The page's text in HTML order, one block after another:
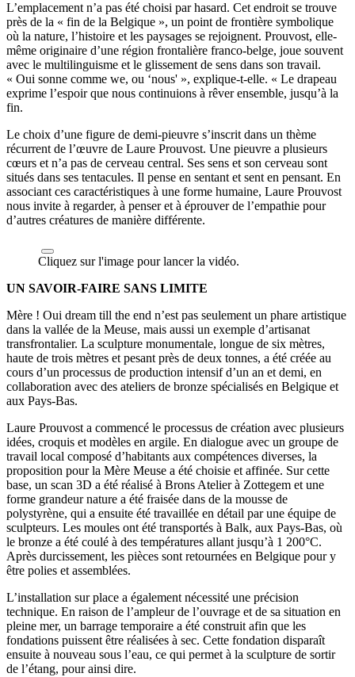
L’emplacement n’a pas été choisi par hasard. Cet endroit se trouve
près de la « fin de la Belgique », un point de frontière symbolique
où la nature, l’histoire et les paysages se rejoignent. Prouvost, elle-
même originaire d’une région frontalière franco-belge, joue souvent
avec le multilinguisme et le glissement de sens dans son travail.
« Oui sonne comme we, ou ‘nous' », explique-t-elle. « Le drapeau
exprime l’espoir que nous continuions à rêver ensemble, jusqu’à la
fin.
Le choix d’une figure de demi-pieuvre s’inscrit dans un thème
récurrent de l’œuvre de Laure Prouvost. Une pieuvre a plusieurs
cœurs et n’a pas de cerveau central. Ses sens et son cerveau sont
situés dans ses tentacules. Il pense en sentant et sent en pensant. En
associant ces caractéristiques à une forme humaine, Laure Prouvost
nous invite à regarder, à penser et à éprouver de l’empathie pour
d’autres créatures de manière différente.
Cliquez sur l'image pour lancer la vidéo.
UN SAVOIR-FAIRE SANS LIMITE
Mère ! Oui dream till the end n’est pas seulement un phare artistique
dans la vallée de la Meuse, mais aussi un exemple d’artisanat
transfrontalier. La sculpture monumentale, longue de six mètres,
haute de trois mètres et pesant près de deux tonnes, a été créée au
cours d’un processus de production intensif d’un an et demi, en
collaboration avec des ateliers de bronze spécialisés en Belgique et
aux Pays-Bas.
Laure Prouvost a commencé le processus de création avec plusieurs
idées, croquis et modèles en argile. En dialogue avec un groupe de
travail local composé d’habitants aux compétences diverses, la
proposition pour la Mère Meuse a été choisie et affinée. Sur cette
base, un scan 3D a été réalisé à Brons Atelier à Zottegem et une
forme grandeur nature a été fraisée dans de la mousse de
polystyrène, qui a ensuite été travaillée en détail par une équipe de
sculpteurs. Les moules ont été transportés à Balk, aux Pays-Bas, où
le bronze a été coulé à des températures allant jusqu’à 1 200°C.
Après durcissement, les pièces sont retournées en Belgique pour y
être polies et assemblées.
L’installation sur place a également nécessité une précision
technique. En raison de l’ampleur de l’ouvrage et de sa situation en
pleine mer, un barrage temporaire a été construit afin que les
fondations puissent être réalisées à sec. Cette fondation disparaît
ensuite à nouveau sous l’eau, ce qui permet à la sculpture de sortir
de l’étang, pour ainsi dire.